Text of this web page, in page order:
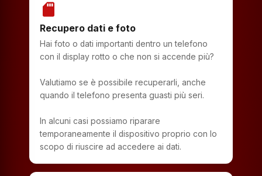
sd_storage
Recupero dati e foto
Hai foto o dati importanti dentro un telefono
con il display rotto o che non si accende più?
Valutiamo se è possibile recuperarli, anche
quando il telefono presenta guasti più seri.
In alcuni casi possiamo riparare
temporaneamente il dispositivo proprio con lo
scopo di riuscire ad accedere ai dati.